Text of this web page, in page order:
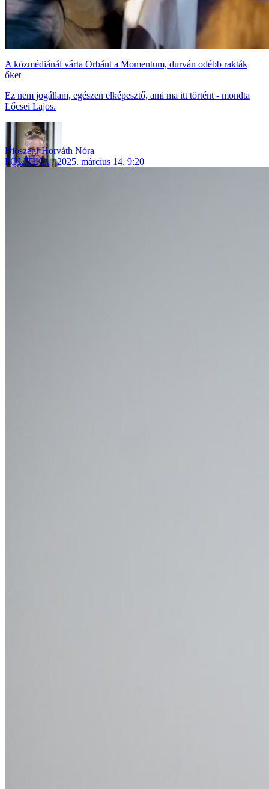
A közmédiánál várta Orbánt a Momentum, durván odébb rakták
őket
Ez nem jogállam, egészen elképesztő, ami ma itt történt - mondta
Lőcsei Lajos.
Diószegi-Horváth Nóra
POLITIKA
2025. március 14. 9:20